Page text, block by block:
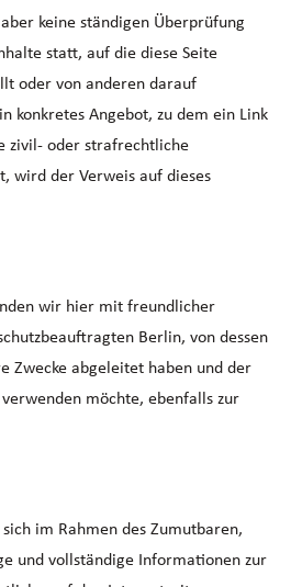
keine ständigen Überprüfung
statt, auf die diese Seite
oder von anderen darauf
konkretes Angebot, zu dem ein Link
zivil- oder strafrechtliche
wird der Verweis auf dieses
wir hier mit freundlicher
Berlin, von dessen
Zwecke abgeleitet haben und der
möchte, ebenfalls zur
im Rahmen des Zumutbaren,
und vollständige Informationen zur